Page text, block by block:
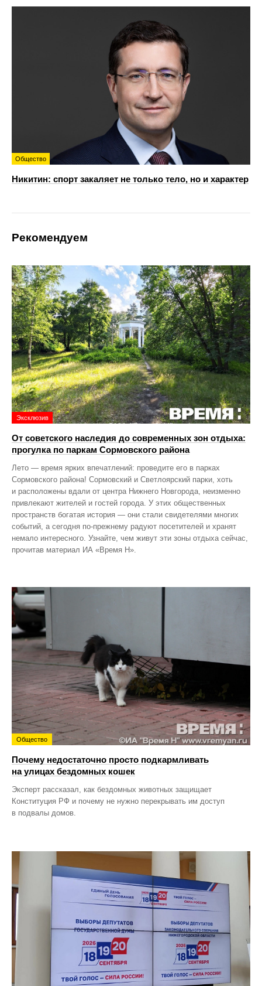
Общество
Никитин: спорт закаляет не только тело, но и характер
Рекомендуем
Эксклюзив
От советского наследия до современных зон отдыха:
прогулка по паркам Сормовского района
Лето — время ярких впечатлений: проведите его в парках
Сормовского района! Сормовский и Светлоярский парки, хоть
и расположены вдали от центра Нижнего Новгорода, неизменно
привлекают жителей и гостей города. У этих общественных
пространств богатая история — они стали свидетелями многих
событий, а сегодня по‑прежнему радуют посетителей и хранят
немало интересного. Узнайте, чем живут эти зоны отдыха сейчас,
прочитав материал ИА «Время Н».
Общество
Почему недостаточно просто подкармливать
на улицах бездомных кошек
Эксперт рассказал, как бездомных животных защищает
Конституция РФ и почему не нужно перекрывать им доступ
в подвалы домов.